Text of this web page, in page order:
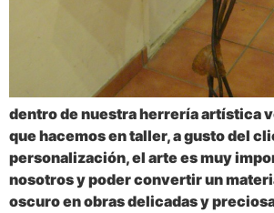
dentro de nuestra herrería artística
que hacemos en taller, a gusto del
personalización, el arte es muy
nosotros y poder convertir un
oscuro en obras delicadas y